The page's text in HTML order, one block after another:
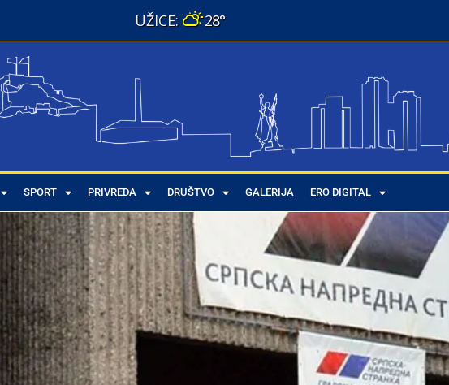
28°
SPORT PRIVREDA DRUŠTVO GALERIJA ERO DIGITAL